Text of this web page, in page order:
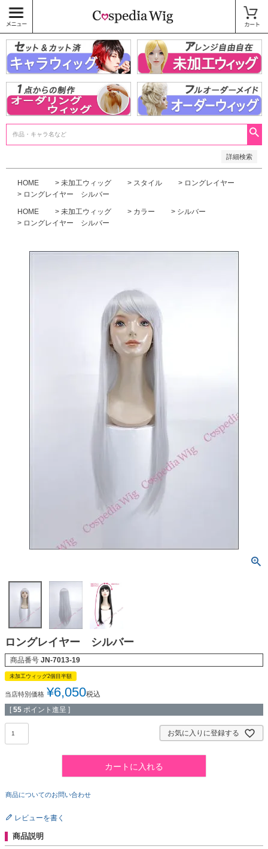
詳細検索
〜
商品タグ
キャラウィッグ
未加工ウィッグ
ベースウィッグ
衣装
SALE中
HOME 未加工ウィッグ スタイル
ロングレイヤー
ロングレイヤー シルバー
HOME 未加工ウィッグ カラー
シルバー
ロングレイヤー シルバー
ロングレイヤー シルバー
商品番号 JN-7013-19
未加工ウィッグ2個目半額
当店特別価格 ¥6,050税込
[ 55 ポイント進呈 ]
お気に入りに登録する
カートに入れる
商品についてのお問い合わせ
レビューを書く
商品説明